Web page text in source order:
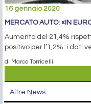
16 gennaio 2020
MERCATO AUTO: «IN
Aumento del 21,4%
positivo per l’1,2%: i dati
di Marco Torricelli
Altre News